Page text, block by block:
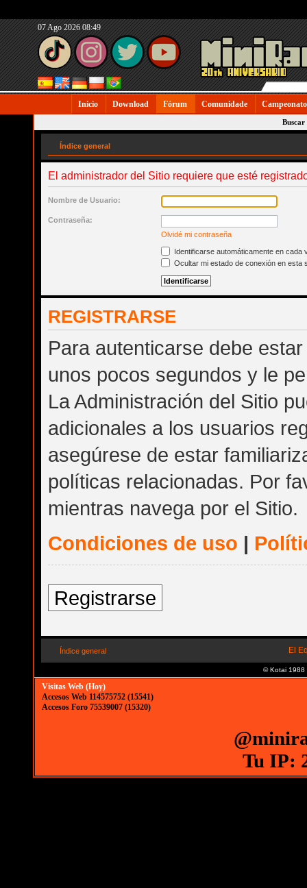
07 Ago 2026 08:49
Inicio Download Fórum Comunidade
Buscar
Índice general
El administrador del Sitio requiere que esté
Nombre de Usuario:
Contraseña:
Olvidé mi contraseña
Identificarse automáticamente en cada
Ocultar mi estado de conexión en esta
REGISTRARSE
Para autenticarse debe
unos pocos segundos y le
La Administración del Sitio
adicionales a los usuarios
asegúrese de estar
políticas relacionadas. Por
mientras navega por el Sitio.
Condiciones de uso |
Registrarse
Índice general El
© Kotai 1988
Visitas Web (Hoy)
Accesos Web 114575752 (15541)
Accesos Foro 75539007 (15320)
Tu IP: